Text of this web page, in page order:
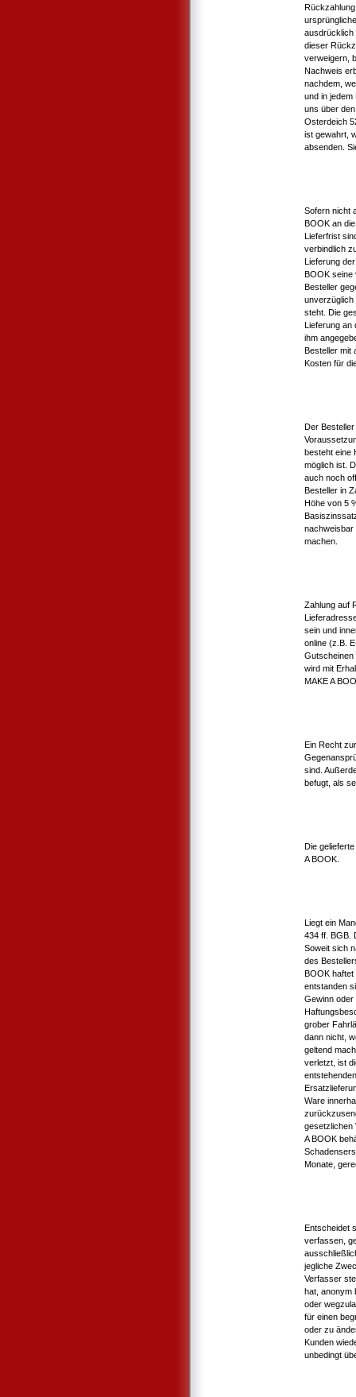
ausdrücklich
dieser
verweigern,
Nachweis
nachdem,
und in jedem
uns über
Osterdeich
ist gewahrt,
absenden.
Sofern nicht
BOOK an
Lieferfrist
verbindlich
Lieferung
BOOK seine
Besteller
unverzüglich
steht. Die
Lieferung an
ihm
Besteller mit
Kosten für
Der
besteht eine
möglich ist.
auch noch
Besteller in
Höhe von 5
nachweisbar
machen.
Zahlung auf
sein und
online (z.B.
Gutscheinen
wird mit
MAKE A
Ein Recht
sind.
befugt, als
Die
A BOOK.
Liegt ein
434 ff. BGB.
Soweit sich
des
BOOK haftet
entstanden
Gewinn oder
grober
dann nicht,
geltend
verletzt, ist
Ware
gesetzlichen
A BOOK
Monate,
Entscheidet
verfassen,
jegliche
Verfasser
hat, anonym
oder
für einen
oder zu
Kunden
unbedingt